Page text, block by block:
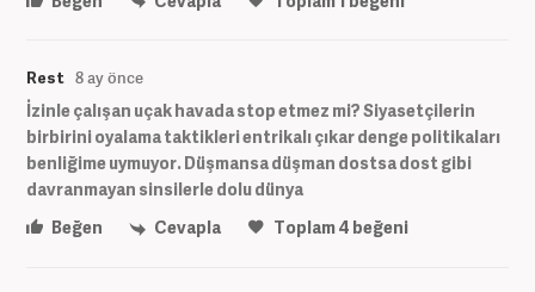
Rest 8 ay önce
İzinle çalışan uçak havada stop etmez mi? Siyasetçilerin
birbirini oyalama taktikleri entrikalı çıkar denge politikaları
benliğime uymuyor. Düşmansa düşman dostsa dost gibi
davranmayan sinsilerle dolu dünya
Beğen
Cevapla Toplam4 beğeni